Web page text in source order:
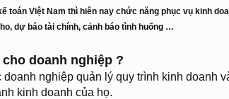
toán Việt Nam thì hiên nay chức năng phục vụ kinh
dự báo tài chính, cảnh báo tình huống …
doanh nghiệp ?
nghiệp quản lý quy trình kinh doanh
kinh doanh của họ.